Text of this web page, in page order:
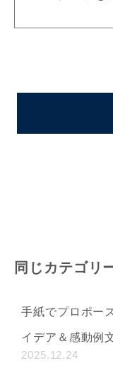
同じカテゴリ
手紙でプロポー
イデア＆感動例
2025.12.24